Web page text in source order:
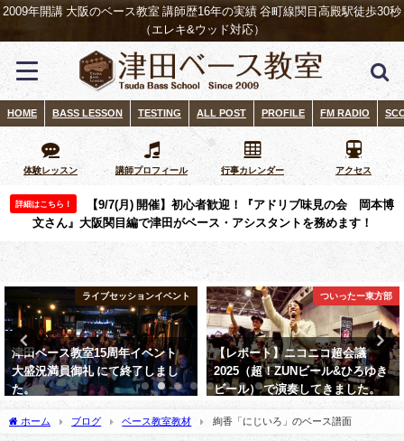
2009年開講 大阪のベース教室 講師歴16年の実績 谷町線関目高殿駅徒歩30秒
（エレキ&ウッド対応）
HOME BASS LESSON TESTING ALL POST PROFILE FM RADIO
体験レッスン 講師プロフィール 行事カレンダー アクセス
詳細はこちら！
【9/7(月) 開催】初心者歓迎！『アドリブ味見の会 岡本博
文さん』大阪関目編で津田がベース・アシスタントを務めます！
ライブセッションイベント
津田ベース教室15周年イベント
大盛況満員御礼 にて終了しまし
た。
ついったー東方部
【レポート】ニコニコ超会議
2025（超！ZUNビール&ひろゆき
ビール） で演奏してきました。
ホーム ブログ ベース教室教材 絢香「にじいろ」のベース譜面